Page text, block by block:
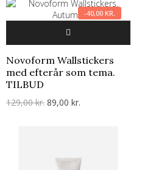
-40,00 KR.
Novoform Wallstickers
med efterår som tema.
TILBUD
129,00 kr. 89,00 kr.